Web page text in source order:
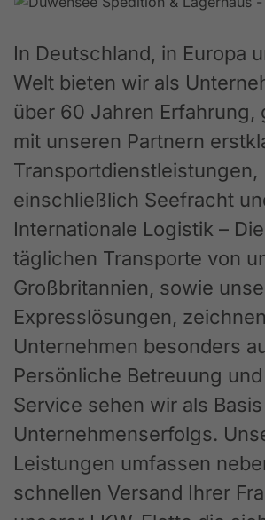
In Deutschland, in Europa
Welt bieten wir als
über 60 Jahren Erfahrung,
mit unseren Partnern
Transportdienstleistungen,
einschließlich Seefracht
Internationale Logistik –
täglichen Transporte von
Großbritannien, sowie
Expresslösungen,
Unternehmen besonders
Persönliche Betreuung
Service sehen wir als
Unternehmenserfolgs.
Leistungen umfassen
schnellen Versand Ihrer